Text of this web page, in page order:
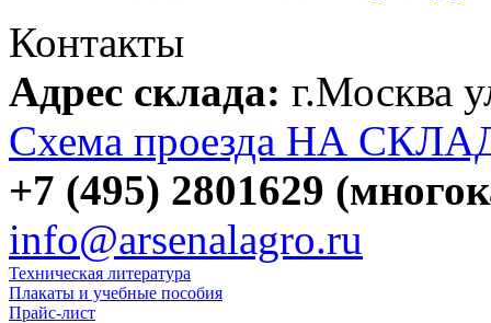
Контакты
Адрес склада: г.Москва
Схема проезда НА
+7 (495) 2801629
info@arsenalagro.ru
Техническая литература
Плакаты и учебные пособия
Прайс-лист